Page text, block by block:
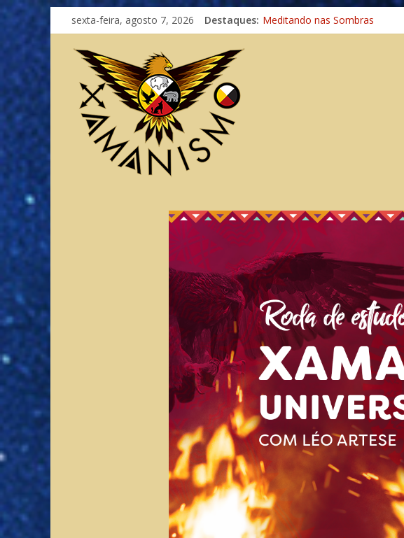
sexta-feira, agosto 7, 2026 Destaques: Imaginação na Cura
Meditando nas Sombras